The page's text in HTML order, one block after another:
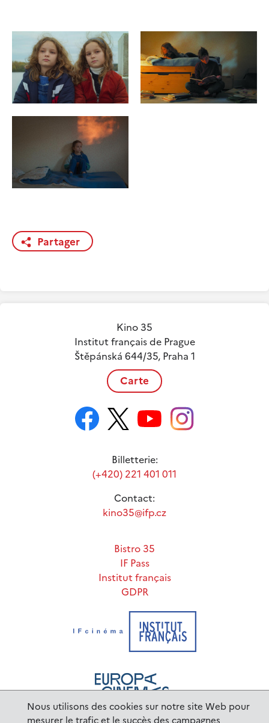
Nous utilisons des cookies sur notre site Web pour
Partager
Kino 35
Institut français de Prague
Štěpánská 644/35, Praha 1
Carte
Billetterie:
(+420) 221 401 011
Contact:
kino35@ifp.cz
Bistro 35
IF Pass
Institut français
GDPR